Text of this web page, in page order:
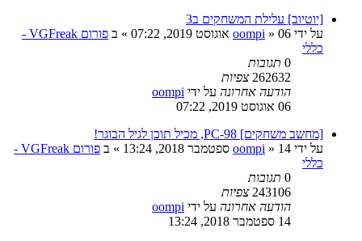
[יוטיוב] עלילת המשחקים ב3
על ידי
oompi » 06 אוגוסט 2019, 07:22 » ב
פורום VGFreak -
כללי
0 תגובות
262632 צפיות
הודעה אחרונה על ידי oompi
06 אוגוסט 2019, 07:22
[מחשב משחקים] PC-98, מכיל תוכן לגיל הבוגר!
על ידי
oompi » 14 ספטמבר 2018, 13:24 » ב
פורום VGFreak -
כללי
0 תגובות
243106 צפיות
הודעה אחרונה על ידי oompi
14 ספטמבר 2018, 13:24